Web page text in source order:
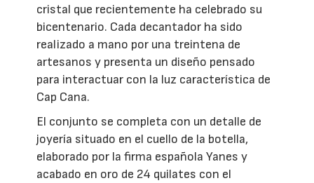
cristal que recientemente ha celebrado su
bicentenario. Cada decantador ha sido
realizado a mano por una treintena de
artesanos y presenta un diseño pensado
para interactuar con la luz característica de
Cap Cana.
El conjunto se completa con un detalle de
joyería situado en el cuello de la botella,
elaborado por la firma española Yanes y
acabado en oro de 24 quilates con el